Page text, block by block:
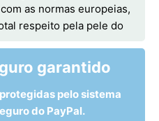
as normas europeias,
respeito pela pele do
garantido
pelo sistema
do PayPal.